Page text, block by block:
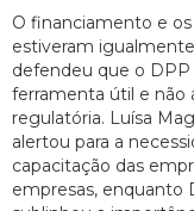
O financiamento e
estiveram
defendeu que o
ferramenta útil e não
regulatória. Luísa
alertou para a
capacitação das
empresas, enquanto